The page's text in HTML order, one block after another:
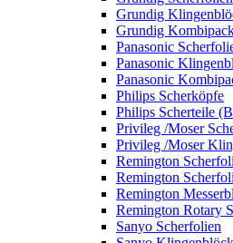
Grundig
Grundig
Panasonic
Panasonic
Panasonic
Philips Scherköpfe
Philips Scherteile
Privileg /Moser
Privileg /Moser
Remington
Remington
Remington
Remington Rotary
Sanyo Scherfolien